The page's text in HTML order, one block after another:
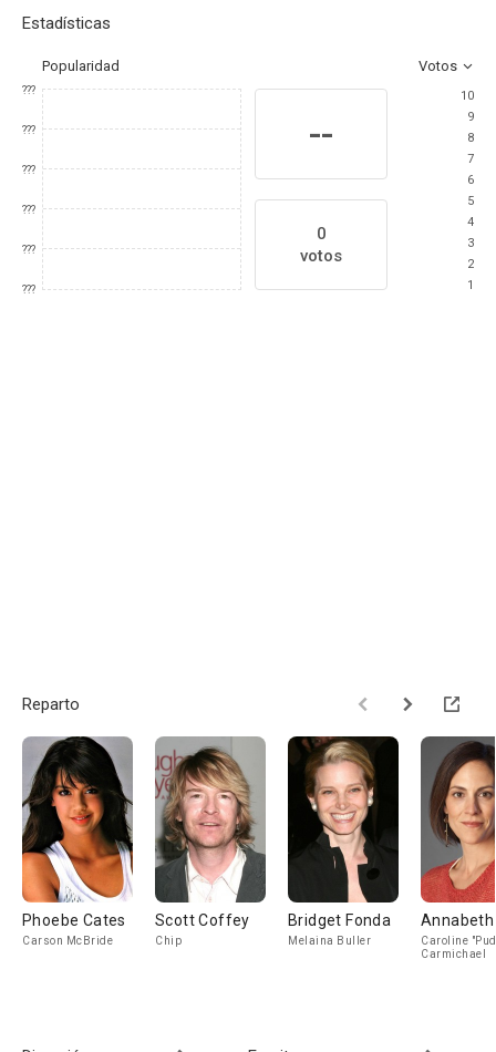
Estadísticas
Popularidad Votos
???
???
???
???
???
???
--
0
votos
10
9
8
7
6
5
4
3
2
1
Reparto
Phoebe Cates
Carson McBride
Scott Coffey
Chip
Bridget Fonda
Melaina Buller
Annabeth
Caroline
Carmichael